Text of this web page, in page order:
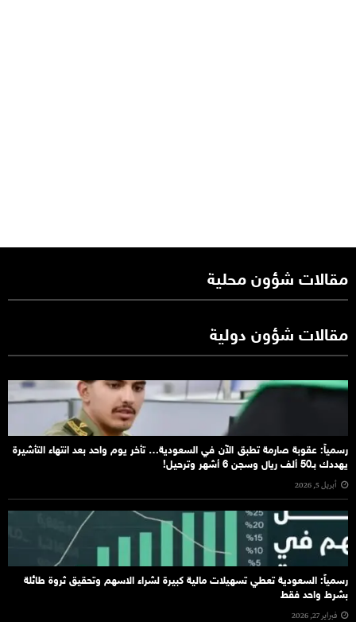
مقالات شؤون محلية
مقالات شؤون دولية
رسمياً: عقوبة صارمة تطبق الآن في السعودية… تأخر يوم واحد بعد انتهاء التأشيرة
يهددك بـ50 ألف ريال وسجن 6 أشهر وترحيل!
أبريل 5, 2026
رسمياً: السعودية تعطي تسهيلات مالية كبيرة لشراء الاسهم وتحقيق ثروة طائلة
بشرط واحد فقط
فبراير 27, 2026